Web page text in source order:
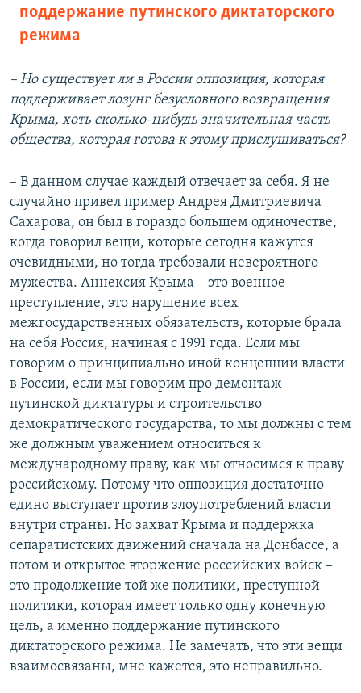
поддержание путинского диктаторского
режима
– Но существует ли в России оппозиция, которая
поддерживает лозунг безусловного возвращения
Крыма, хоть сколько-нибудь значительная часть
общества, которая готова к этому прислушиваться?
– В данном случае каждый отвечает за себя. Я не
случайно привел пример Андрея Дмитриевича
Сахарова, он был в гораздо большем одиночестве,
когда говорил вещи, которые сегодня кажутся
очевидными, но тогда требовали невероятного
мужества. Аннексия Крыма – это военное
преступление, это нарушение всех
межгосударственных обязательств, которые брала
на себя Россия, начиная с 1991 года. Если мы
говорим о принципиально иной концепции власти
в России, если мы говорим про демонтаж
путинской диктатуры и строительство
демократического государства, то мы должны с тем
же должным уважением относиться к
международному праву, как мы относимся к праву
российскому. Потому что оппозиция достаточно
едино выступает против злоупотреблений власти
внутри страны. Но захват Крыма и поддержка
сепаратистских движений сначала на Донбассе, а
потом и открытое вторжение российских войск –
это продолжение той же политики, преступной
политики, которая имеет только одну конечную
цель, а именно поддержание путинского
диктаторского режима. Не замечать, что эти вещи
взаимосвязаны, мне кажется, это неправильно.